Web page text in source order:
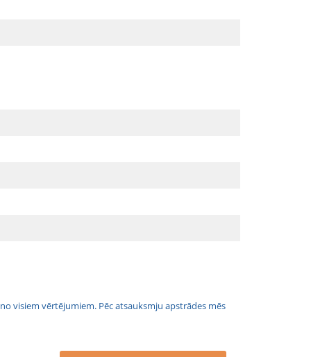
visiem vērtējumiem. Pēc atsauksmju apstrādes mēs